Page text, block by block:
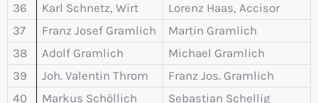
36
Karl Schnetz, Wirt
Lorenz Haas, Accisor
37
Franz Josef Gramlich
Martin Gramlich
38
Adolf Gramlich
Michael Gramlich
39
Joh. Valentin Throm
Franz Jos. Gramlich
40
Markus Schöllich Sebastian Schellig